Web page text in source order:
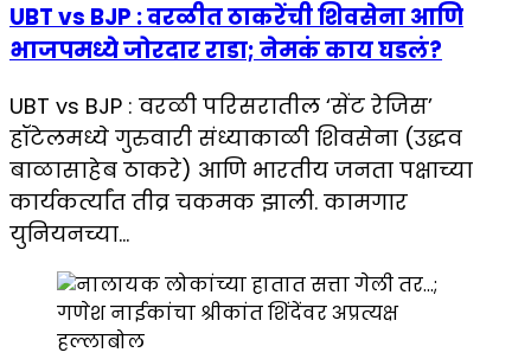
UBT vs BJP : वरळीत ठाकरेंची शिवसेना आणि
भाजपमध्ये जोरदार राडा; नेमकं काय घडलं?
UBT vs BJP : वरळी परिसरातील ‘सेंट रेजिस’
हॉटेलमध्ये गुरुवारी संध्याकाळी शिवसेना (उद्धव
बाळासाहेब ठाकरे) आणि भारतीय जनता पक्षाच्या
कार्यकर्त्यांत तीव्र चकमक झाली. कामगार
युनियनच्या…